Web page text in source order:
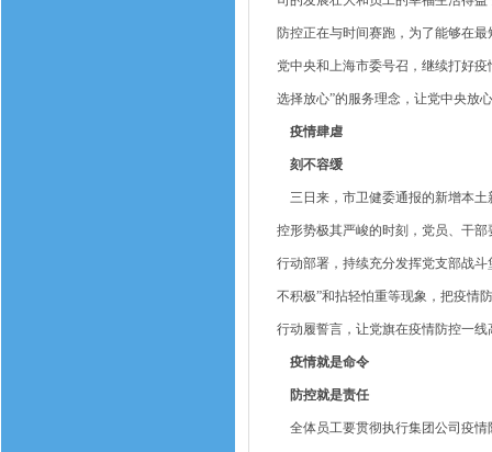
防控正在与时间赛跑，为了能够在
党中央和上海市委号召，继续打好
选择放心”的服务理念，让党中央放
疫情肆虐
刻不容缓
三日来，市卫健委通报的新增本土
控形势极其严峻的时刻，党员、干
行动部署，持续充分发挥党支部战
不积极”和拈轻怕重等现象，把疫情
行动履誓言，让党旗在疫情防控一
疫情就是命令
防控就是责任
全体员工要贯彻执行集团公司疫情